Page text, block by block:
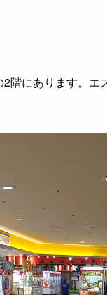
階にあります。エ